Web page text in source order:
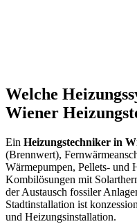
Welche
Wiener
Ein Heizungstechniker in
(Brennwert),
Wärmepumpen, Pellets- und
Kombilösungen mit
der Austausch fossiler
Stadtinstallation ist
und Heizungsinstallation.